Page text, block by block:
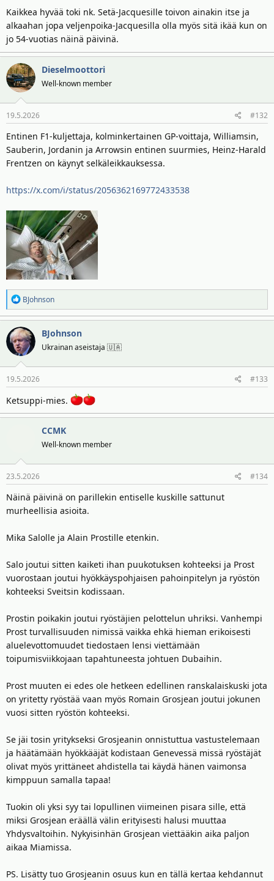
Kaikkea hyvää toki nk. Setä-Jacquesille toivon ainakin itse ja
alkaahan jopa veljenpoika-Jacquesilla olla myös sitä ikää kun on
jo 54-vuotias näinä päivinä.
Dieselmoottori
Well-known member
19.5.2026 #132
Entinen F1-kuljettaja, kolminkertainen GP-voittaja, Williamsin,
Sauberin, Jordanin ja Arrowsin entinen suurmies, Heinz-Harald
Frentzen on käynyt selkäleikkauksessa.
https://x.com/i/status/2056362169772433538
R
e
a
k
t
i
o
t
BJohnson
BJohnson
Ukrainan aseistaja 🇺🇦
19.5.2026 #133
Ketsuppi-mies.
CCMK
Well-known member
23.5.2026 #134
Näinä päivinä on parillekin entiselle kuskille sattunut
murheellisia asioita.
Mika Salolle ja Alain Prostille etenkin.
Salo joutui sitten kaiketi ihan puukotuksen kohteeksi ja Prost
vuorostaan joutui hyökkäyspohjaisen pahoinpitelyn ja ryöstön
kohteeksi Sveitsin kodissaan.
Prostin poikakin joutui ryöstäjien pelottelun uhriksi. Vanhempi
Prost turvallisuuden nimissä vaikka ehkä hieman erikoisesti
aluelevottomuudet tiedostaen lensi viettämään
toipumisviikkojaan tapahtuneesta johtuen Dubaihin.
Prost muuten ei edes ole hetkeen edellinen ranskalaiskuski jota
on yritetty ryöstää vaan myös Romain Grosjean joutui jokunen
vuosi sitten ryöstön kohteeksi.
Se jäi tosin yritykseksi Grosjeanin onnistuttua vastustelemaan
ja häätämään hyökkääjät kodistaan Genevessä missä ryöstäjät
olivat myös yrittäneet ahdistella tai käydä hänen vaimonsa
kimppuun samalla tapaa!
Tuokin oli yksi syy tai lopullinen viimeinen pisara sille, että
miksi Grosjean eräällä välin erityisesti halusi muuttaa
Yhdysvaltoihin. Nykyisinhän Grosjean viettääkin aika paljon
aikaa Miamissa.
PS. Lisätty tuo Grosjeanin osuus kun en tällä kertaa kehdannut